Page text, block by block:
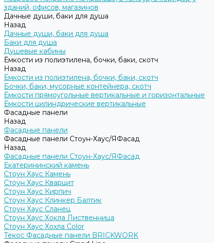
зданий, офисов, магазинов
Дачные души, баки для душа
Назад
Дачные души, баки для душа
Баки для душа
Душевые кабины
Ёмкости из полиэтилена, бочки, баки, скотч
Назад
Ёмкости из полиэтилена, бочки, баки, скотч
Бочки, баки, мусорные контейнера, скотч
Ёмкости прямоугольные вертикальные и горизонтальные
Ёмкости цилиндрические вертикальные
Фасадные панели
Назад
Фасадные панели
Фасадные панели Стоун-Хаус/ЯФасад
Назад
Фасадные панели Стоун-Хаус/ЯФасад
Екатерининский камень
Стоун Хаус Камень
Стоун Хаус Кварцит
Стоун Хаус Кирпич
Стоун Хаус Клинкер Балтик
Стоун Хаус Сланец
Стоун Хаус Хокла Лиственница
Стоун Хаус Хохла Color
Текос Фасадные панели BRICKWORK